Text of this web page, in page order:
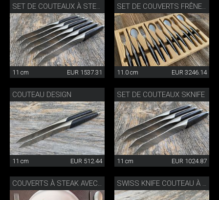
11 cm EUR 1537.31 11.0 cm EUR 3246.14
COUTEAU DESIGN
11 cm EUR 512.44
SET DE COUTEAUX SKNIFE
11 cm EUR 1024.87